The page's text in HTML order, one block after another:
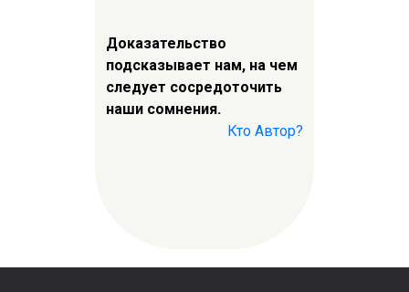
Доказательство
подсказывает нам, на чем
следует сосредоточить
наши сомнения.
Кто Автор?